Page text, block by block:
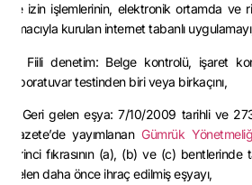
ve izin işlemlerinin, elektronik ortamda ve
amacıyla kurulan internet tabanlı
e) Fiili denetim: Belge kontrolü, işaret
laboratuvar testinden biri veya birkaçını,
f) Geri gelen eşya: 7/10/2009 tarihli ve
Gazete’de yayımlananGümrük
birinci fıkrasının (a), (b) ve (c) bentlerinde
gelen daha önce ihraç edilmiş eşyayı,